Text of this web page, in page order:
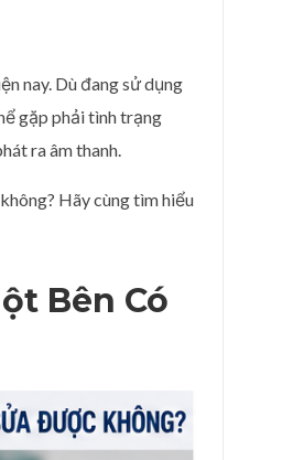
nay. Dù đang sử dụng
gặp phải tình trạng
ra âm thanh.
Hãy cùng tìm hiểu
Bên Có